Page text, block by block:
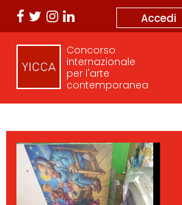
Accedi
Concorso
internazionale
per l'arte
contemporanea